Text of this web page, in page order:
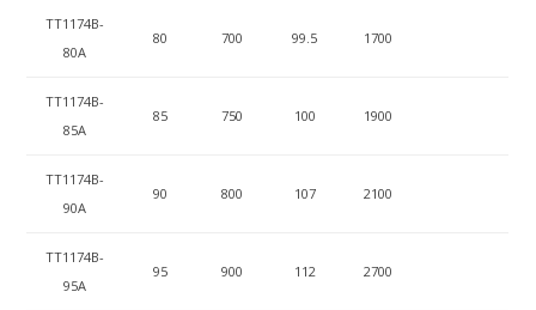
ТТ1174B-
80A
80 700 99.5 1700
ТТ1174B-
85A
85 750 100 1900
ТТ1174B-
90A
90 800 107 2100
ТТ1174B-
95A
95 900 112 2700